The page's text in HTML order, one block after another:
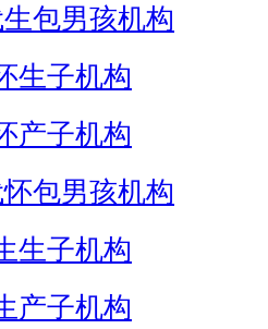
包男孩机构
生子机构
产子机构
包男孩机构
生子机构
产子机构